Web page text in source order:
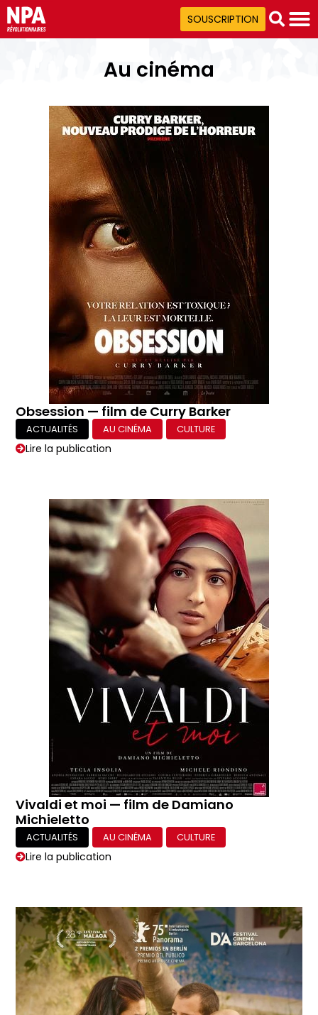
SOUSCRIPTION
Au cinéma
Obsession — film de Curry Barker
ACTUALITÉS AU CINÉMA CULTURE
Lire la publication
Vivaldi et moi — film de Damiano
Michieletto
ACTUALITÉS AU CINÉMA CULTURE
Lire la publication